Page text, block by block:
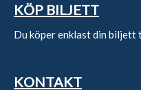
KÖP BILJETT
Du köper enklast din biljett
KONTAKT